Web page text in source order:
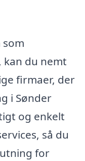
kan du nemt
firmaer, der
i Sønder
og enkelt
så du
for